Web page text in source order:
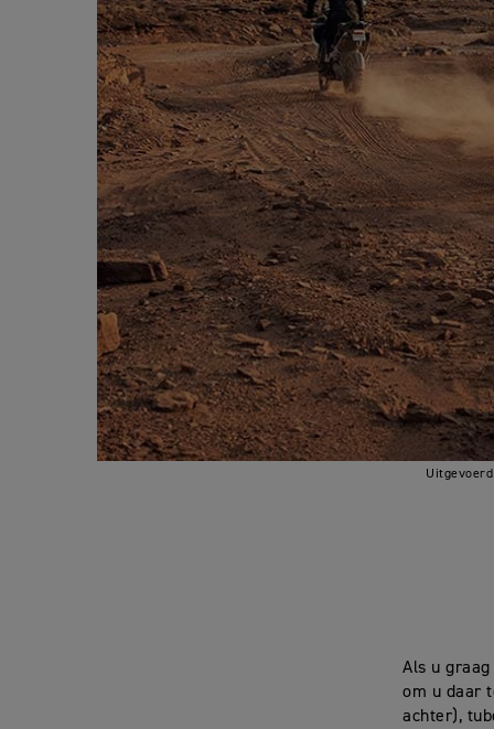
Als u
om u daar
achter),